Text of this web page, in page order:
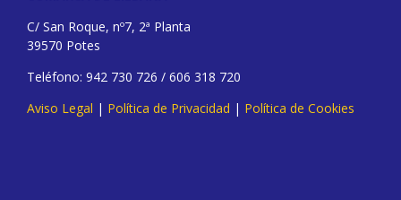
C/ San Roque, nº7, 2ª Planta
39570 Potes
Teléfono: 942 730 726 / 606 318 720
Aviso Legal | Política de Privacidad | Política de Cookies